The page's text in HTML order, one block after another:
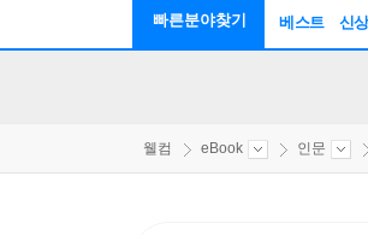
빠른분야찾기 베스트 신
웰컴 eBook 인문